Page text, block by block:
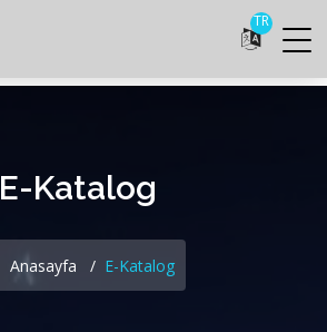
TR
E-Katalog
Anasayfa E-Katalog